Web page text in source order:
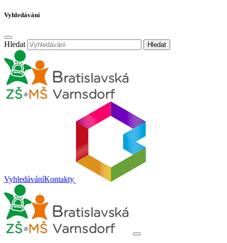
Vyhledávání
Hledat Hledat
VyhledáváníKontakty